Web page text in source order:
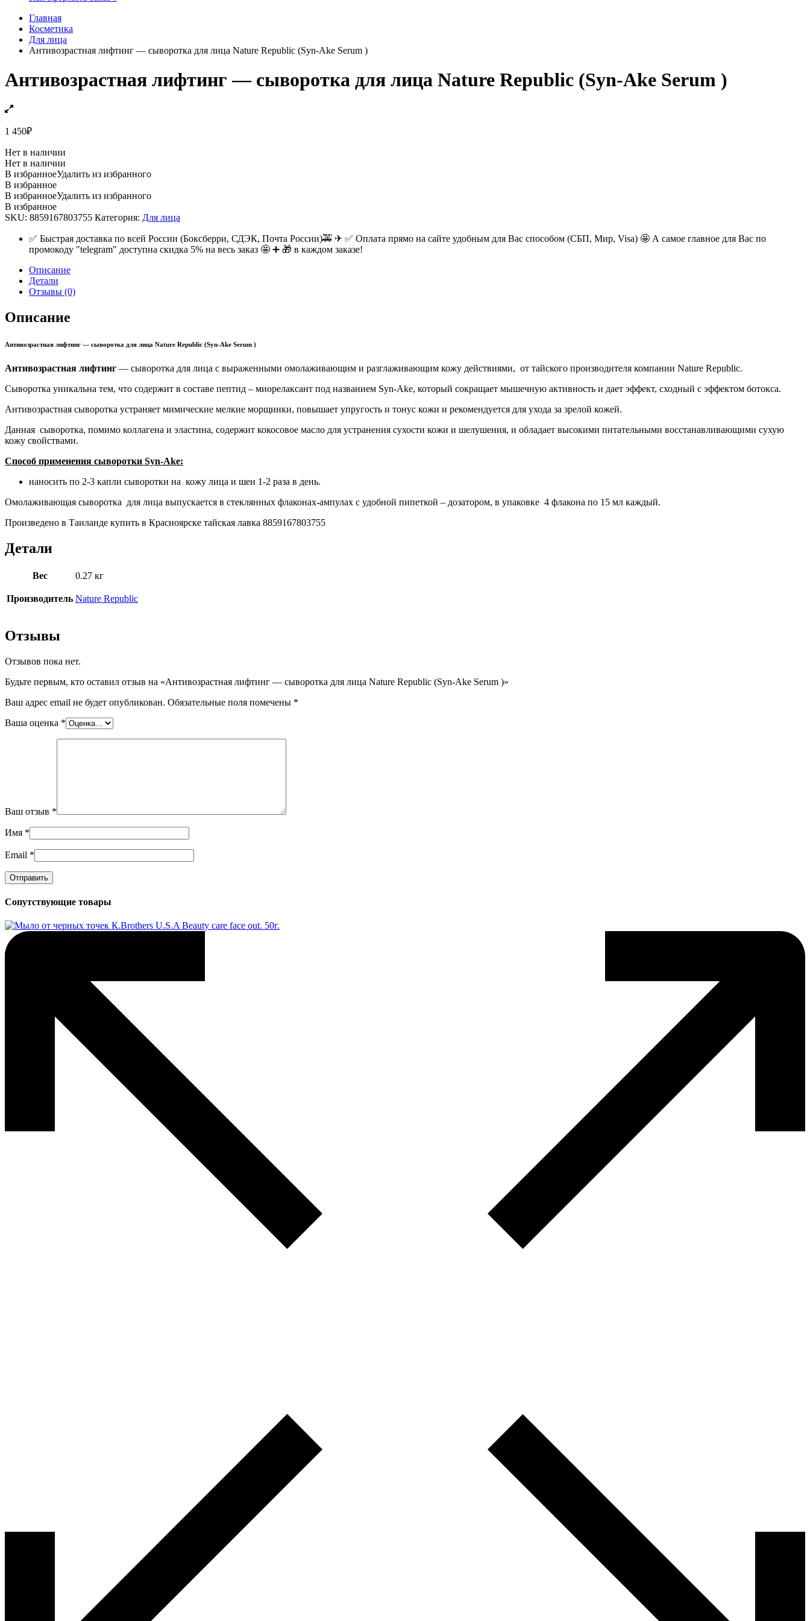
Главная
Косметика
Для лица
Антивозрастная лифтинг — сыворотка для лица Nature Republic (Syn-Ake Serum )
Антивозрастная лифтинг — сыворотка для лица Nature Republic (Syn-Ake Serum )
1 450₽
Нет в наличии
Нет в наличии
В избранноеУдалить из избранного
В избранное
В избранноеУдалить из избранного
В избранное
SKU: 8859167803755 Категория: Для лица
✅ Быстрая доставка по всей России (Боксберри, СДЭК, Почта России)🚕 ✈ ✅ Оплата прямо на сайте удобным для Вас способом (СБП, Мир, Visa) 🤩 А самое главное для Вас по
промокоду "telegram" доступна скидка 5% на весь заказ 🤩 ➕ 🎁 в каждом заказе!
Описание
Детали
Отзывы (0)
Описание
Антивозрастная лифтинг — сыворотка для лица Nature Republic (Syn-Ake Serum )
Антивозрастная лифтинг — сыворотка для лица с выраженными омолаживающим и разглаживающим кожу действиями, от тайского производителя компании Nature Republic.
Сыворотка уникальна тем, что содержит в составе пептид – миорелаксант под названием Syn-Ake, который сокращает мышечную активность и дает эффект, сходный с эффектом ботокса.
Антивозрастная сыворотка устраняет мимические мелкие морщинки, повышает упругость и тонус кожи и рекомендуется для ухода за зрелой кожей.
Данная сыворотка, помимо коллагена и эластина, содержит кокосовое масло для устранения сухости кожи и шелушения, и обладает высокими питательными восстанавливающими сухую
кожу свойствами.
Способ применения сыворотки Syn-Ake:
наносить по 2-3 капли сыворотки на кожу лица и шеи 1-2 раза в день.
Омолаживающая сыворотка для лица выпускается в стеклянных флаконах-ампулах с удобной пипеткой – дозатором, в упаковке 4 флакона по 15 мл каждый.
Произведено в Таиланде купить в Красноярске тайская лавка 8859167803755
Детали
Вес 0.27 кг
Производитель Nature Republic
Отзывы
Отзывов пока нет.
Будьте первым, кто оставил отзыв на «Антивозрастная лифтинг — сыворотка для лица Nature Republic (Syn-Ake Serum )»
Ваш адрес email не будет опубликован. Обязательные поля помечены *
Ваша оценка *
Ваш отзыв *
Имя *
Email *
Сопутствующие товары